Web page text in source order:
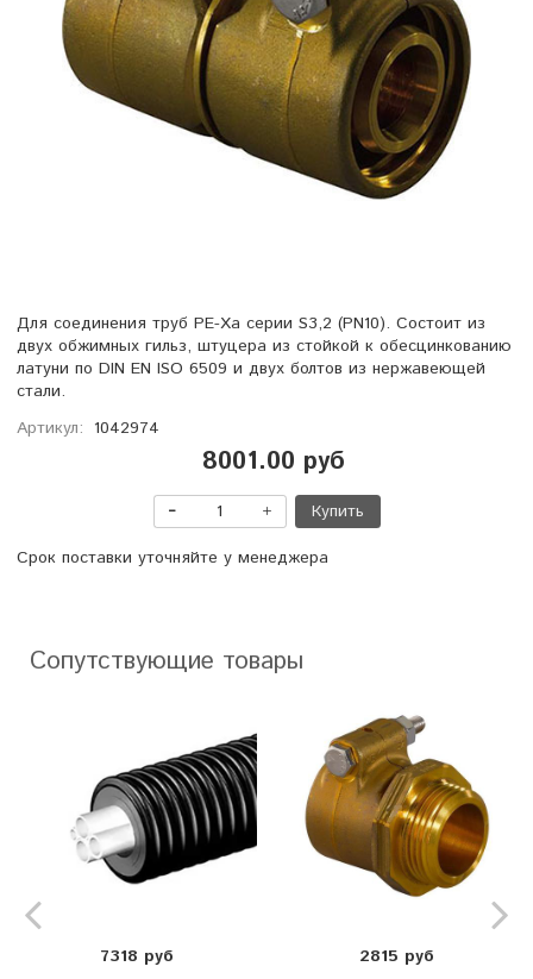
Для соединения труб PE-Xa серии S3,2 (PN10). Состоит из
двух обжимных гильз, штуцера из стойкой к обесцинкованию
латуни по DIN EN ISO 6509 и двух болтов из нержавеющей
стали.
Артикул: 1042974
8001.00 руб
Купить
Срок поставки уточняйте у менеджера
Сопутствующие товары
7318 руб 2815 руб